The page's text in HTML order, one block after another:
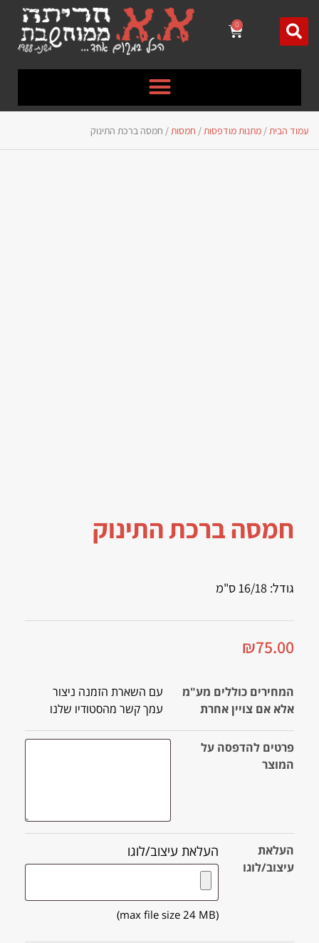
0
עמוד הבית/ מתנות מודפסות/ חמסות/ חמסה ברכת התינוק
חמסה ברכת התינוק
גודל: 16/18 ס"מ
₪75.00
המחירים כוללים מע"מ
אלא אם צויין אחרת
עם השארת הזמנה ניצור
עמך קשר מהסטודיו שלנו
פרטים להדפסה על
המוצר
העלאת
עיצוב/לוגו
העלאת עיצוב/לוגו
(max file size 24 MB)